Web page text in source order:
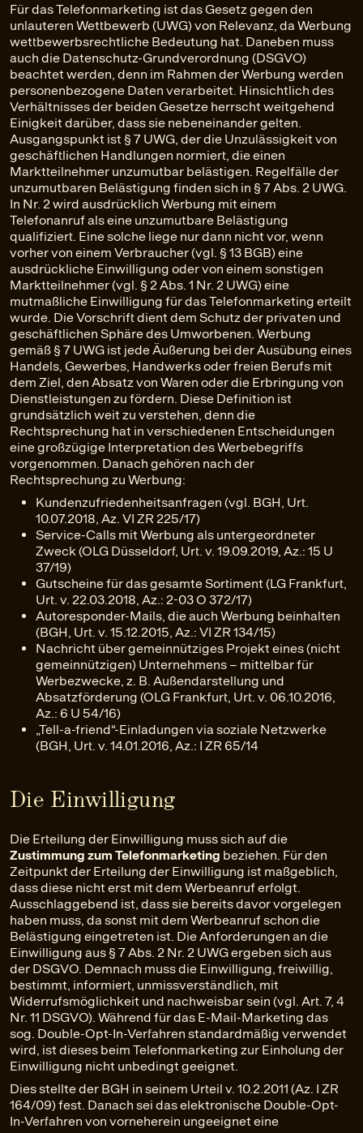
Für das Telefonmarketing ist das Gesetz gegen den
unlauteren Wettbewerb (UWG) von Relevanz, da Werbung
wettbewerbsrechtliche Bedeutung hat. Daneben muss
auch die Datenschutz-Grundverordnung (DSGVO)
beachtet werden, denn im Rahmen der Werbung werden
personenbezogene Daten verarbeitet. Hinsichtlich des
Verhältnisses der beiden Gesetze herrscht weitgehend
Einigkeit darüber, dass sie nebeneinander gelten.
Ausgangspunkt ist § 7 UWG, der die Unzulässigkeit von
geschäftlichen Handlungen normiert, die einen
Marktteilnehmer unzumutbar belästigen. Regelfälle der
unzumutbaren Belästigung finden sich in § 7 Abs. 2 UWG.
In Nr. 2 wird ausdrücklich Werbung mit einem
Telefonanruf als eine unzumutbare Belästigung
qualifiziert. Eine solche liege nur dann nicht vor, wenn
vorher von einem Verbraucher (vgl. § 13 BGB) eine
ausdrückliche Einwilligung oder von einem sonstigen
Marktteilnehmer (vgl. § 2 Abs. 1 Nr. 2 UWG) eine
mutmaßliche Einwilligung für das Telefonmarketing erteilt
wurde. Die Vorschrift dient dem Schutz der privaten und
geschäftlichen Sphäre des Umworbenen. Werbung
gemäß § 7 UWG ist jede Äußerung bei der Ausübung eines
Handels, Gewerbes, Handwerks oder freien Berufs mit
dem Ziel, den Absatz von Waren oder die Erbringung von
Dienstleistungen zu fördern. Diese Definition ist
grundsätzlich weit zu verstehen, denn die
Rechtsprechung hat in verschiedenen Entscheidungen
eine großzügige Interpretation des Werbebegriffs
vorgenommen. Danach gehören nach der
Rechtsprechung zu Werbung:
Kundenzufriedenheitsanfragen (vgl. BGH, Urt.
10.07.2018, Az. VI ZR 225/17)
Service-Calls mit Werbung als untergeordneter
Zweck (OLG Düsseldorf, Urt. v. 19.09.2019, Az.: 15 U
37/19)
Gutscheine für das gesamte Sortiment (LG Frankfurt,
Urt. v. 22.03.2018, Az.: 2-03 O 372/17)
Autoresponder-Mails, die auch Werbung beinhalten
(BGH, Urt. v. 15.12.2015, Az.: VI ZR 134/15)
Nachricht über gemeinnütziges Projekt eines (nicht
gemeinnützigen) Unternehmens – mittelbar für
Werbezwecke, z. B. Außendarstellung und
Absatzförderung (OLG Frankfurt, Urt. v. 06.10.2016,
Az.: 6 U 54/16)
„Tell-a-friend“-Einladungen via soziale Netzwerke
(BGH, Urt. v. 14.01.2016, Az.: I ZR 65/14
Die Einwilligung
Die Erteilung der Einwilligung muss sich auf die
Zustimmung zum Telefonmarketing beziehen. Für den
Zeitpunkt der Erteilung der Einwilligung ist maßgeblich,
dass diese nicht erst mit dem Werbeanruf erfolgt.
Ausschlaggebend ist, dass sie bereits davor vorgelegen
haben muss, da sonst mit dem Werbeanruf schon die
Belästigung eingetreten ist. Die Anforderungen an die
Einwilligung aus § 7 Abs. 2 Nr. 2 UWG ergeben sich aus
der DSGVO. Demnach muss die Einwilligung, freiwillig,
bestimmt, informiert, unmissverständlich, mit
Widerrufsmöglichkeit und nachweisbar sein (vgl. Art. 7, 4
Nr. 11 DSGVO). Während für das E-Mail-Marketing das
sog. Double-Opt-In-Verfahren standardmäßig verwendet
wird, ist dieses beim Telefonmarketing zur Einholung der
Einwilligung nicht unbedingt geeignet.
Dies stellte der BGH in seinem Urteil v. 10.2.2011 (Az. I ZR
164/09) fest. Danach sei das elektronische Double-Opt-
In-Verfahren von vorneherein ungeeignet eine